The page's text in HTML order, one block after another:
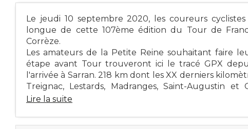
Le jeudi 10 septembre 2020, les coureurs
longue de cette 107ème édition du Tour de
Corrèze.
Les amateurs de la Petite Reine souhaitant faire
étape avant Tour trouveront ici le tracé GPX
l'arrivée à Sarran. 218 km dont les XX derniers
Treignac, Lestards, Madranges, Saint-Augustin
Lire la suite